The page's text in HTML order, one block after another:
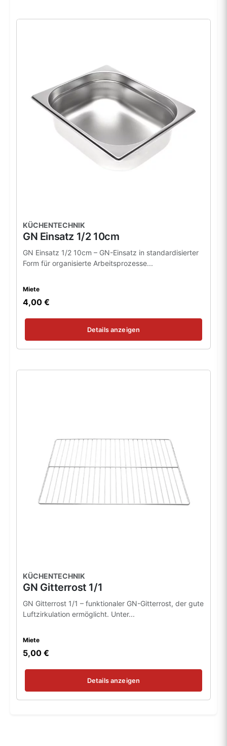
KÜCHENTECHNIK
GN Einsatz 1/2 10cm
GN Einsatz 1/2 10cm – GN-Einsatz in standardisierter
Form für organisierte Arbeitsprozesse...
Miete
4,00 €
Details anzeigen
KÜCHENTECHNIK
GN Gitterrost 1/1
GN Gitterrost 1/1 – funktionaler GN-Gitterrost, der gute
Luftzirkulation ermöglicht. Unter...
Miete
5,00 €
Details anzeigen